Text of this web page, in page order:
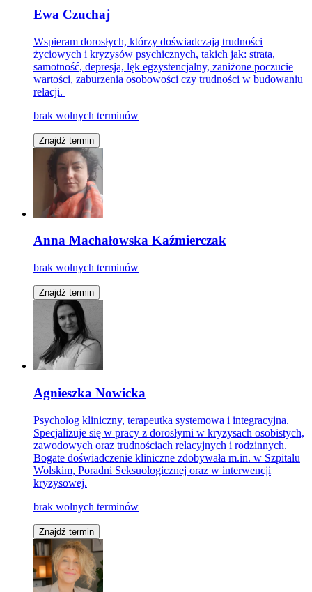
Ewa Czuchaj
Wspieram dorosłych, którzy doświadczają trudności
życiowych i kryzysów psychicznych, takich jak: strata,
samotność, depresja, lęk egzystencjalny, zaniżone poczucie
wartości, zaburzenia osobowości czy trudności w budowaniu
relacji.
brak wolnych terminów
Znajdź termin
Anna Machałowska Kaźmierczak
brak wolnych terminów
Znajdź termin
Agnieszka Nowicka
Psycholog kliniczny, terapeutka systemowa i integracyjna.
Specjalizuje się w pracy z dorosłymi w kryzysach osobistych,
zawodowych oraz trudnościach relacyjnych i rodzinnych.
Bogate doświadczenie kliniczne zdobywała m.in. w Szpitalu
Wolskim, Poradni Seksuologicznej oraz w interwencji
kryzysowej.
brak wolnych terminów
Znajdź termin